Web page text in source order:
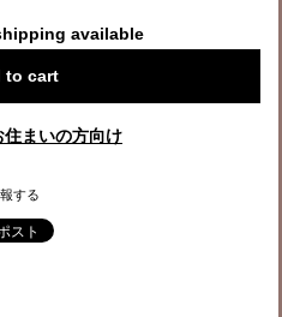
available
to cart
住まいの方向け
する